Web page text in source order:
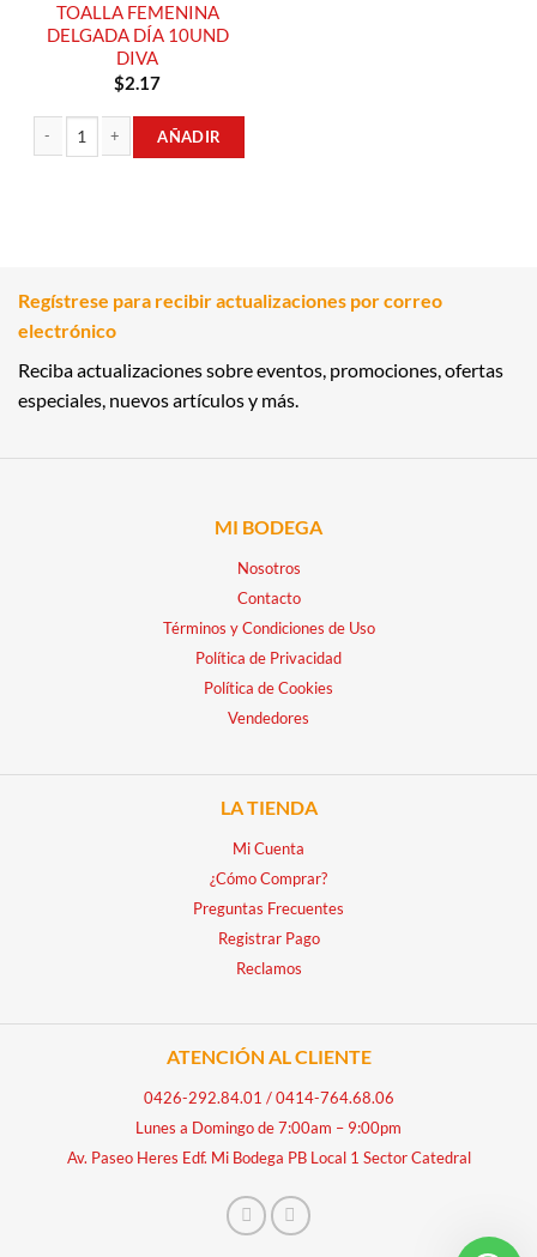
TOALLA FEMENINA
DELGADA DÍA 10UND
DIVA
$2.17
AÑADIR
Regístrese para recibir actualizaciones por correo
electrónico
Reciba actualizaciones sobre eventos, promociones, ofertas
especiales, nuevos artículos y más.
MI BODEGA
Nosotros
Contacto
Términos y Condiciones de Uso
Política de Privacidad
Política de Cookies
Vendedores
LA TIENDA
Mi Cuenta
¿Cómo Comprar?
Preguntas Frecuentes
Registrar Pago
Reclamos
ATENCIÓN AL CLIENTE
0426-292.84.01 /0414-764.68.06
Lunes a Domingo de 7:00am – 9:00pm
Av. Paseo Heres Edf. Mi Bodega PB Local 1 Sector Catedral